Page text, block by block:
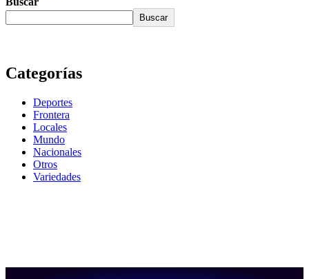
Buscar
Categorías
Deportes
Frontera
Locales
Mundo
Nacionales
Otros
Variedades